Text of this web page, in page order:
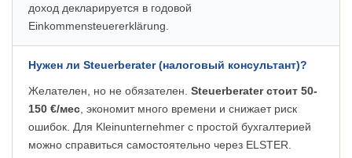
доход декларируется в годовой
Einkommensteuererklärung.
Нужен ли Steuerberater (налоговый консультант)?
Желателен, но не обязателен. Steuerberater стоит 50-
150 €/мес , экономит много времени и снижает риск
ошибок. Для Kleinunternehmer с простой бухгалтерией
можно справиться самостоятельно через ELSTER.